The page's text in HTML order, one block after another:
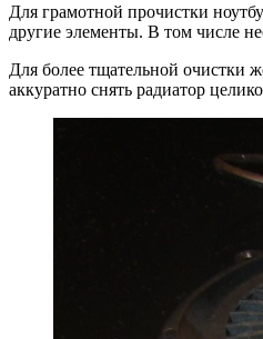
Для грамотной прочистки
другие элементы. В том числе
Для более тщательной очистки
аккуратно снять радиатор